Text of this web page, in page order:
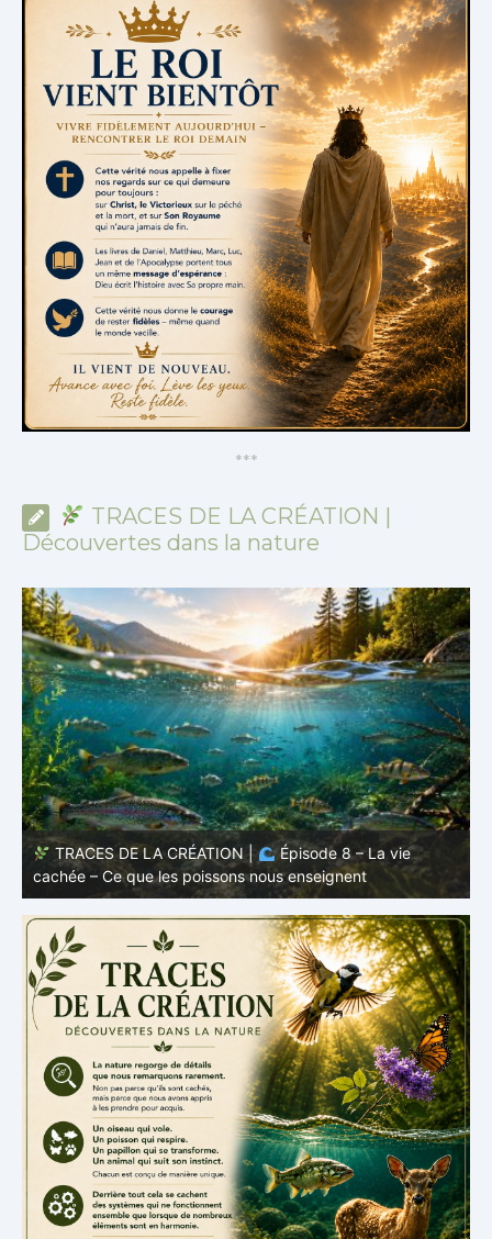
***
TRACES DE LA CRÉATION |
Découvertes dans la nature
TRACES DE LA CRÉATION |
Épisode 7: La vie cachée
– Pourquoi les poissons restent des poissons